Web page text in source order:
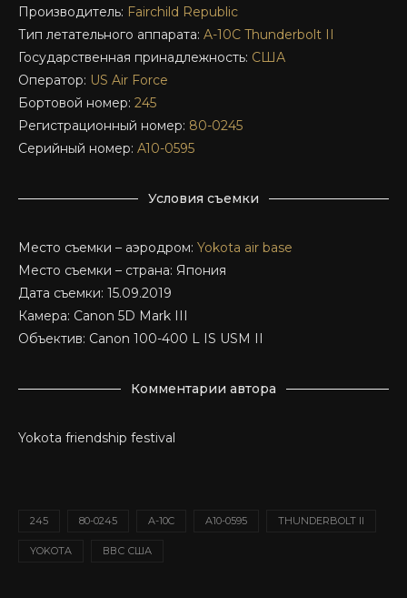
Производитель: Fairchild Republic
Тип летательного аппарата: A-10C Thunderbolt II
Государственная принадлежность: США
Оператор: US Air Force
Бортовой номер: 245
Регистрационный номер: 80-0245
Серийный номер: A10-0595
Условия съемки
Место съемки – аэродром: Yokota air base
Место съемки – страна: Япония
Дата съемки: 15.09.2019
Камера: Canon 5D Mark III
Объектив: Canon 100-400 L IS USM II
Комментарии автора
Yokota friendship festival
245 80-0245 A-10C A10-0595 THUNDERBOLT II
YOKOTA ВВС США